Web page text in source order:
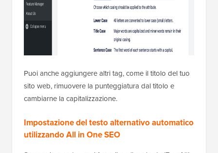
Puoi anche aggiungere altri tag, come il titolo del tuo
sito web, rimuovere la punteggiatura dal titolo e
cambiarne la capitalizzazione.
Impostazione del testo alternativo automatico
utilizzando All in One SEO